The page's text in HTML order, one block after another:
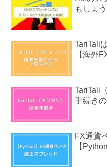
もしょ
TariTali
【海外
TariTali
手続き
FX通貨
【Python